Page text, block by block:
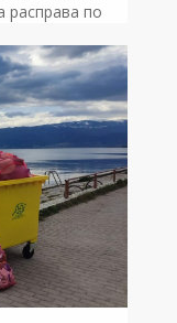
расправа по
IV – Парк на
на
во 11:00 –